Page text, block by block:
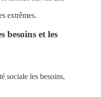
extrêmes.
besoins et les
sociale les besoins,